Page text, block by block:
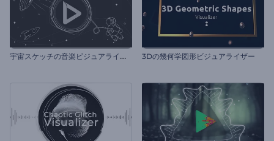
宇
宙スケッチの音楽ビジュアライザー 3Dの幾何学図形ビジュアライザー